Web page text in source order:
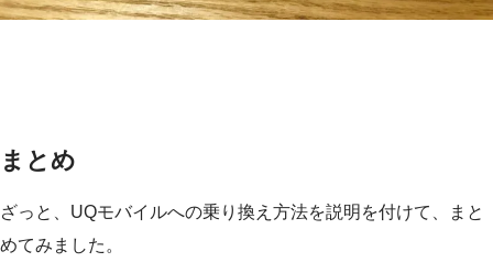
まとめ
ざっと、UQモバイルへの乗り換え方法を説明を付けて、まと
めてみました。